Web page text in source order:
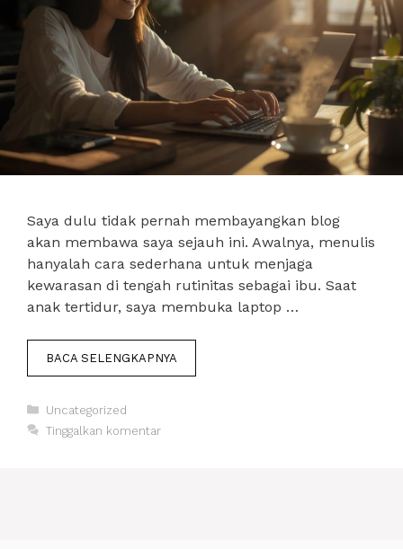
Saya dulu tidak pernah membayangkan blog
akan membawa saya sejauh ini. Awalnya, menulis
hanyalah cara sederhana untuk menjaga
kewarasan di tengah rutinitas sebagai ibu. Saat
anak tertidur, saya membuka laptop …
BACA SELENGKAPNYA
Kategori
Uncategorized
Tinggalkan komentar